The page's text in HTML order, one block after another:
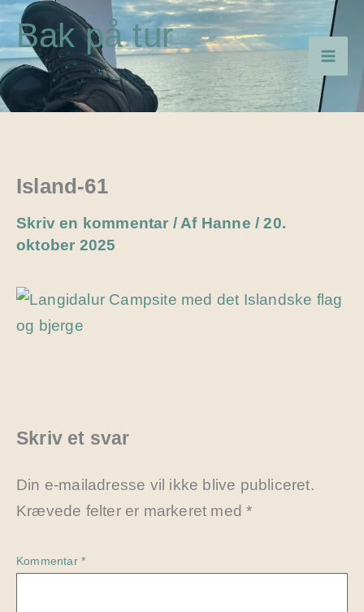
Gå
til
indholdet
Bak på tur
Island-61
Skriv en kommentar / Af Hanne/20.
oktober 2025
Skriv et svar
Din e-mailadresse vil ikke blive publiceret.
Krævede felter er markeret med*
Kommentar *